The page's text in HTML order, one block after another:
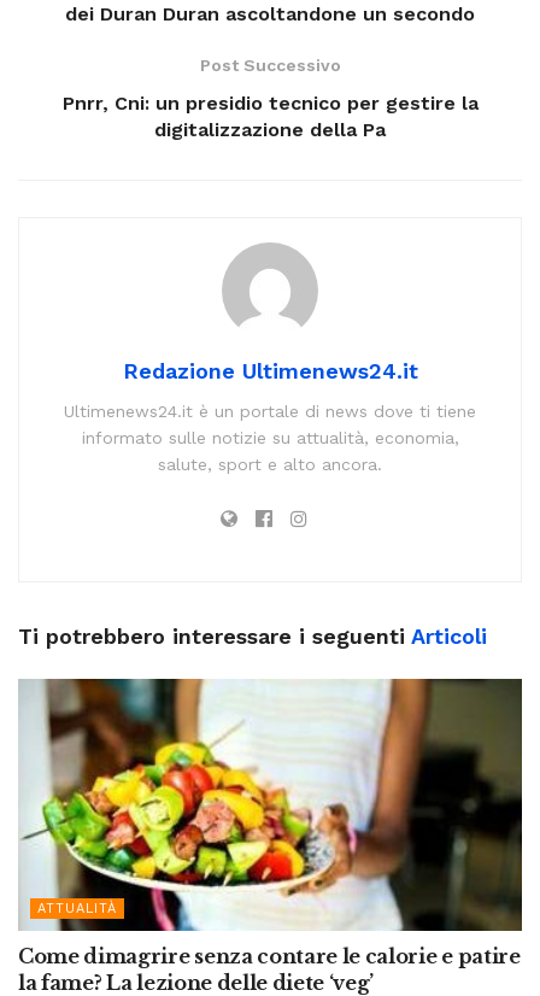
dei Duran Duran ascoltandone un secondo
Post Successivo
Pnrr, Cni: un presidio tecnico per gestire la
digitalizzazione della Pa
Redazione Ultimenews24.it
Ultimenews24.it è un portale di news dove ti tiene
informato sulle notizie su attualità, economia,
salute, sport e alto ancora.
Ti potrebbero interessare i seguenti Articoli
ATTUALITÀ
Come dimagrire senza contare le calorie e patire
la fame? La lezione delle diete ‘veg’